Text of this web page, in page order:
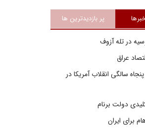
پر بازدیدترین ها
در تله آزوف
عراق
سالگی انقلاب آمریکا در
دولت برنام
برای ایران